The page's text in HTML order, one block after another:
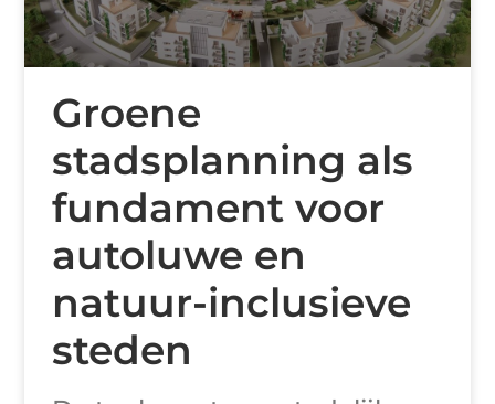
Groene
stadsplanning als
fundament voor
autoluwe en
natuur-inclusieve
steden